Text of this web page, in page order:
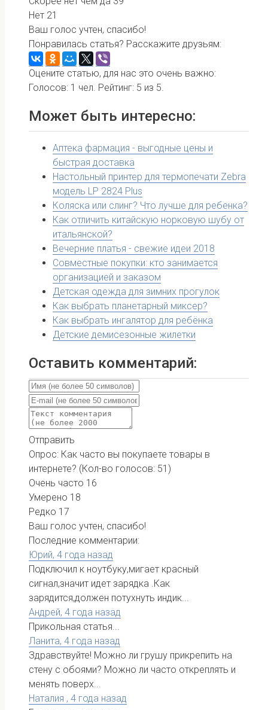
Нет 21
Ваш голос учтен, спасибо!
Понравилась статья? Расскажите друзьям:
Оцените статью, для нас это очень важно:
Голосов: 1 чел. Рейтинг: 5 из 5.
Может быть интересно:
Аптека фармация - выгодные цены и
быстрая доставка
Настольный принтер для термопечати Zebra
модель LP 2824 Plus
Коляска или слинг? Что лучше для ребенка?
Как отличить китайскую норковую шубу от
итальянской?
Вечерние платья - свежие идеи 2018
Совместные покупки: кто занимается
организацией и заказом
Детская одежда для зимних прогулок
Как выбрать планетарный миксер?
Как выбрать ингалятор для ребёнка
Детские демисезонные жилетки
Оставить комментарий:
Отправить
Опрос: Как часто вы покупаете товары в
интернете? (Кол-во голосов: 51)
Очень часто 16
Умерено 18
Редко 17
Ваш голос учтен, спасибо!
Последние комментарии:
Юрий, 4 года назад
Подключил к ноутбуку,мигает красный
сигнал,значит идет зарядка .Как
зарядится,должен потухнуть индик...
Андрей, 4 года назад
Прикольная статья...
Ланита, 4 года назад
Здравствуйте! Можно ли грушу прикрепить на
стену с обоями? Можно ли часто откреплять и
менять поверх...
Наталия , 4 года назад